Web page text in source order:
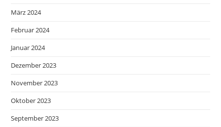
März 2024
Februar 2024
Januar 2024
Dezember 2023
November 2023
Oktober 2023
September 2023